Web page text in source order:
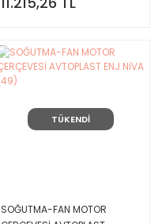
TÜKENDİ
SOĞUTMA-FAN MOTOR